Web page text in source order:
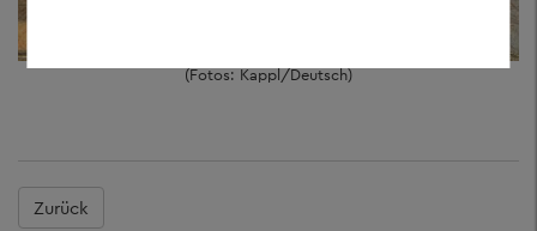
(Fotos: Kappl/Deutsch)
Zurück